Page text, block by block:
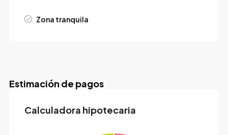
Zona tranquila
Estimación de pagos
Calculadora hipotecaria